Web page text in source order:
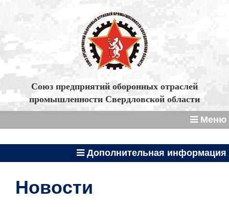
Союз предприятий оборонных отраслей
промышленности Свердловской области
Меню
Дополнительная информация
Новости